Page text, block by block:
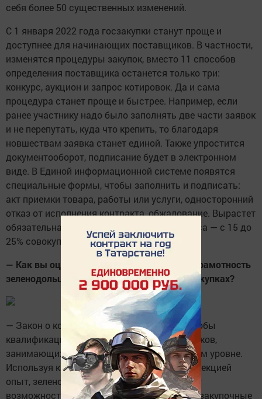
себя более 50 существенных изменений.
С 1 января 2022 года госзакупки станут проще и
доступнее для начинающих поставщиков. В частности,
изменятся процедуры закупок, вместо 11 способов
определения поставщика останется только три:
конкурс, аукцион и запрос котировок. Да и сама
процедура станет проще и быстрее. Например, если
ранее участнику надо было заполнять две части заявок
и не перепутать, куда что крепить, то благодаря
новшествам заявка станет единой. Также упростится
документооборот, подписание будет в электронном
виде. В Единой информационной системе появятся
специальные формы, чтобы заполнить и подписать:
акт приемки товара, работы или услуги, односторонний
отказ от исполнения контракта, обжалование. Вырастет
обязательная доля закупок у малого бизнеса — с 15 до
25% совокупного годового объема закупок.
— Как вы оцениваете подготовленность и грамотность
зеленодольцев, принимающих участие в закупках?
— Закон о контрактной системе требует, чтобы
квалификация и профессионализм работников,
занимающихся закупками, были на должном уровне.
Используя как свой, так и накопленный Дирекцией
опыт, зеленодольские заказчики уже имеют
возможность грамотно организовать свои закупочные